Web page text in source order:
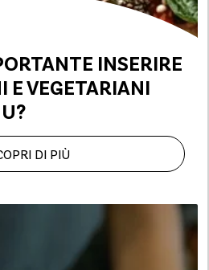
INSERIRE
E VEGETARIANI
DI PIÙ